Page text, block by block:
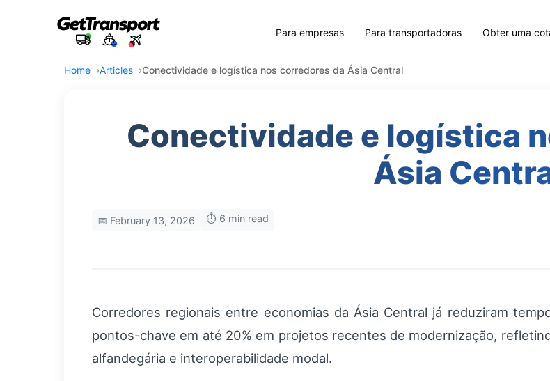
Para empresas Para transportadoras Obter uma
Home Articles Conectividade e logística nos corredores da Ásia Central
Conectividade e logística
Ásia
📅 February 13, 2026 ⏱️ 6 min read
Corredores regionais entre economias da Ásia Central já reduziram
pontos-chave em até 20% em projetos recentes de modernização,
alfandegária e interoperabilidade modal.